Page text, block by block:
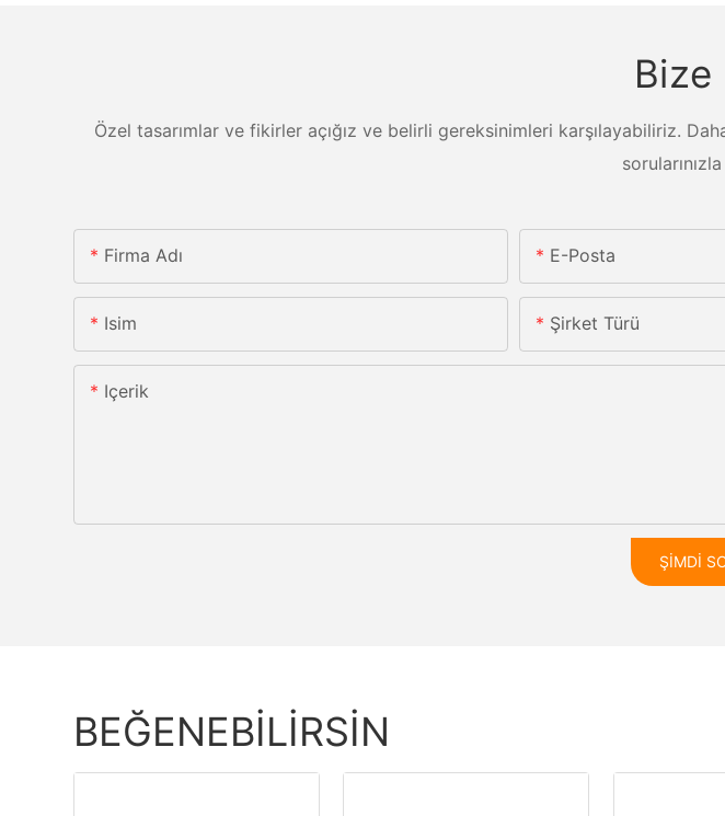
Bize
Özel tasarımlar ve fikirler açığız ve belirli gereksinimleri karşılayabiliriz.
Firma Adı E-Posta
Isim Şirket Türü
Içerik
ŞIMDI
BEĞENEBILIRSIN